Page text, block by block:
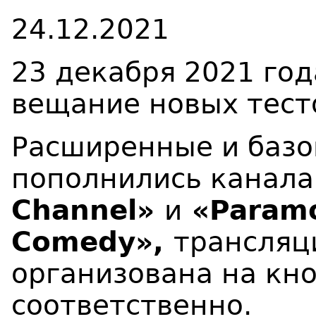
24.12.2021
23 декабря 2021
вещание новых
Расширенные и
пополнились
Channel» и
Comedy»,
организована на
соответственно.